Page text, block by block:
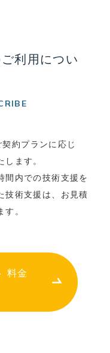
利用につい
契約プランに応じ
ます。
間内での技術支援を
技術支援は、お見積
。
料金